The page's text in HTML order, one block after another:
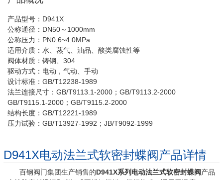
产品型号：D941X
公称通径：DN50～1000mm
公称压力：PN0.6~4.0MPa
适用介质：水、蒸气、油品、酸类腐蚀性等
阀体材质：铸钢、304
驱动方式：电动，气动、手动
设计标准：GB/T12238-1989
法兰连接尺寸：GB/T9113.1-2000；GB/T9113.2-2000
GB/T9115.1-2000；GB/T9115.2-2000
结构长度：GB/T12221-1989
压力试验：GB/T13927-1992；JB/T9092-1999
D941X电动法兰式软密封蝶阀产品详情
百钢阀门集团生产销售的D941X系列 电动法兰式软密封蝶阀产品